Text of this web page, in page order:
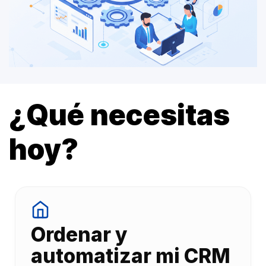
¿Qué necesitas
hoy?
Ordenar y
automatizar mi CRM